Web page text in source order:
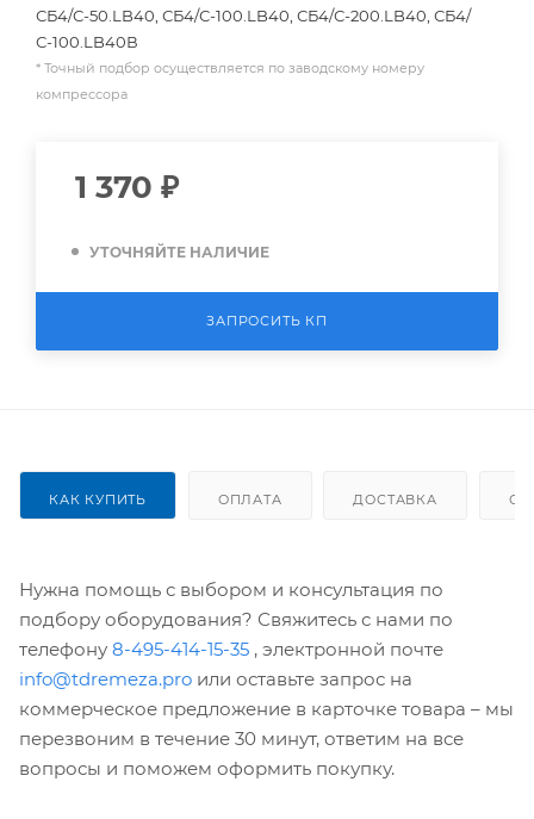
СБ4/С-50.LB40, СБ4/С-100.LB40, СБ4/С-200.LB40, СБ4/
С-100.LB40В
* Точный подбор осуществляется по заводскому номеру
компрессора
1 370 ₽
УТОЧНЯЙТЕ НАЛИЧИЕ
ЗАПРОСИТЬ КП
КАК КУПИТЬ ОПЛАТА ДОСТАВКА
Нужна помощь с выбором и консультация по
подбору оборудования? Свяжитесь с нами по
телефону 8-495-414-15-35 , электронной почте
info@tdremeza.pro или оставьте запрос на
коммерческое предложение в карточке товара – мы
перезвоним в течение 30 минут, ответим на все
вопросы и поможем оформить покупку.